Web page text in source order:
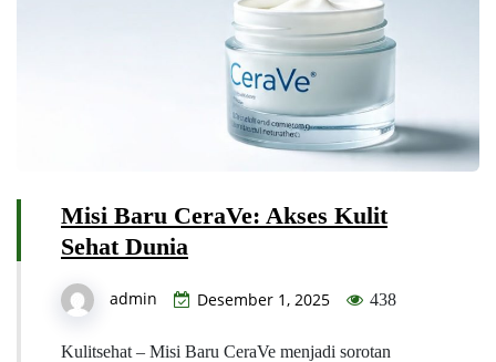
Misi Baru CeraVe: Akses Kulit
Sehat Dunia
admin Desember 1, 2025 438
Kulitsehat – Misi Baru CeraVe menjadi sorotan